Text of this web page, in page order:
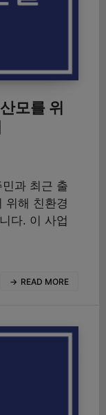
모를 위
과 최근 출
위해 친환경
다. 이 사업
READ MORE